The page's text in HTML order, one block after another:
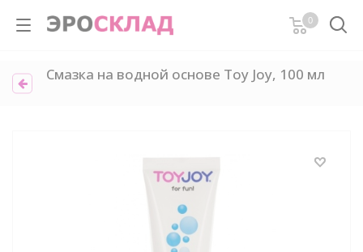
0
Смазка на водной основе Toy Joy, 100 мл